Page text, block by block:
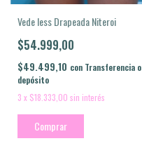
Vede less Drapeada Niteroi
$54.999,00
$49.499,10 con Transferencia o
depósito
3 x $18.333,00 sin interés
Comprar